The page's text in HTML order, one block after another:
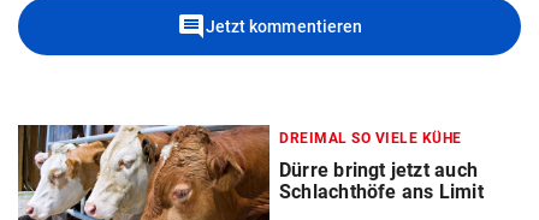
commentJetzt kommentieren
DREIMAL SO VIELE KÜHE
Dürre bringt jetzt auch
Schlachthöfe ans Limit